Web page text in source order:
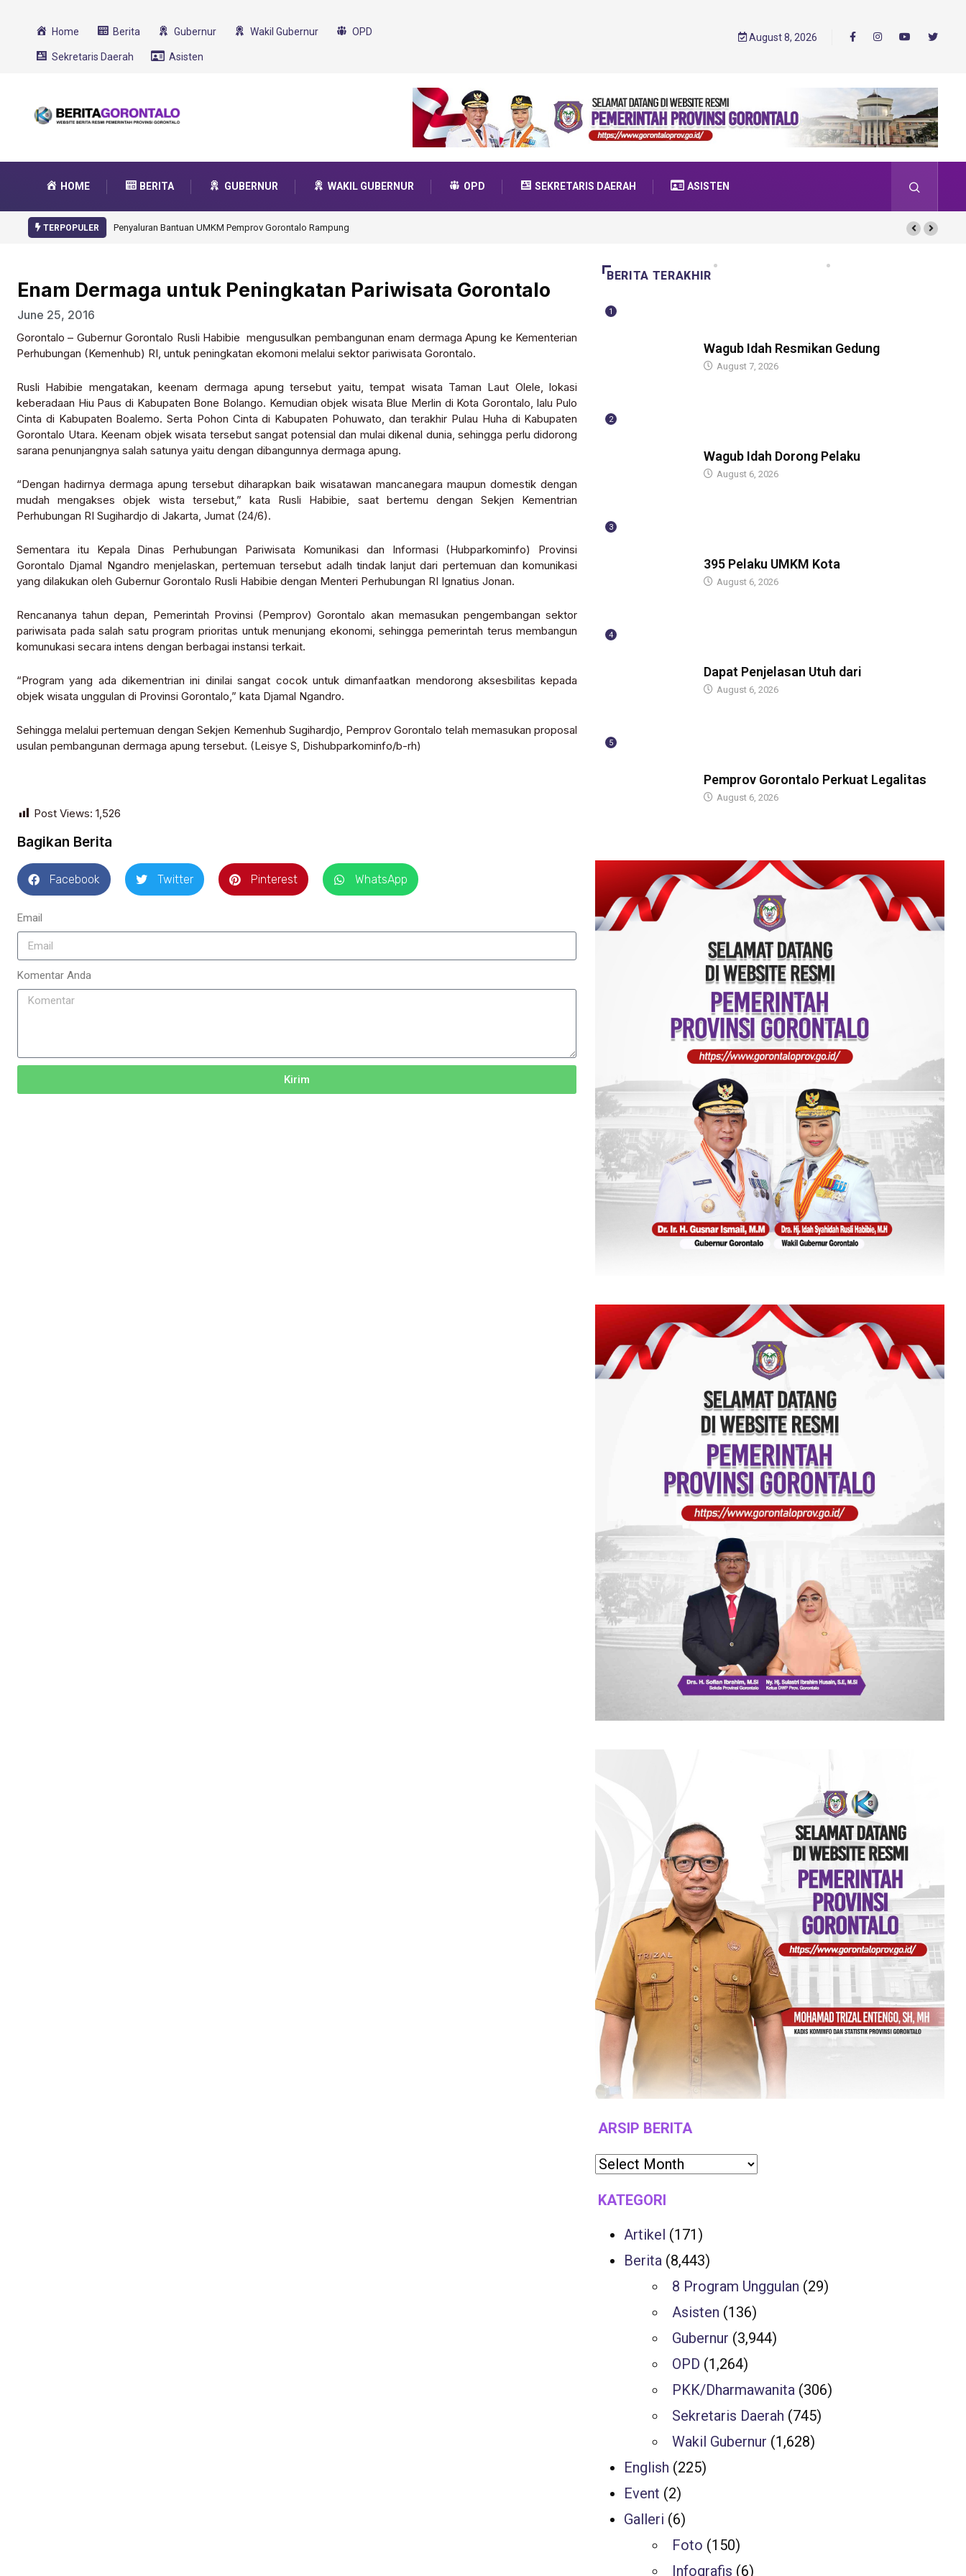
Home Berita Gubernur Wakil Gubernur OPD
Sekretaris Daerah Asisten
August 8, 2026
HOME BERITA GUBERNUR WAKIL GUBERNUR OPD SEKRETARIS DAERAH ASISTEN
TERPOPULER Gorontalo Ikut Dukung Program SMA Unggul Garuda Transformasi 2025
Enam Dermaga untuk Peningkatan Pariwisata Gorontalo
June 25, 2016
Gorontalo – Gubernur Gorontalo Rusli Habibie mengusulkan pembangunan enam dermaga Apung ke Kementerian
Perhubungan (Kemenhub) RI, untuk peningkatan ekomoni melalui sektor pariwisata Gorontalo.
Rusli Habibie mengatakan, keenam dermaga apung tersebut yaitu, tempat wisata Taman Laut Olele, lokasi
keberadaan Hiu Paus di Kabupaten Bone Bolango. Kemudian objek wisata Blue Merlin di Kota Gorontalo, lalu Pulo
Cinta di Kabupaten Boalemo. Serta Pohon Cinta di Kabupaten Pohuwato, dan terakhir Pulau Huha di Kabupaten
Gorontalo Utara. Keenam objek wisata tersebut sangat potensial dan mulai dikenal dunia, sehingga perlu didorong
sarana penunjangnya salah satunya yaitu dengan dibangunnya dermaga apung.
“Dengan hadirnya dermaga apung tersebut diharapkan baik wisatawan mancanegara maupun domestik dengan
mudah mengakses objek wista tersebut,” kata Rusli Habibie, saat bertemu dengan Sekjen Kementrian
Perhubungan RI Sugihardjo di Jakarta, Jumat (24/6).
Sementara itu Kepala Dinas Perhubungan Pariwisata Komunikasi dan Informasi (Hubparkominfo) Provinsi
Gorontalo Djamal Ngandro menjelaskan, pertemuan tersebut adalh tindak lanjut dari pertemuan dan komunikasi
yang dilakukan oleh Gubernur Gorontalo Rusli Habibie dengan Menteri Perhubungan RI Ignatius Jonan.
Rencananya tahun depan, Pemerintah Provinsi (Pemprov) Gorontalo akan memasukan pengembangan sektor
pariwisata pada salah satu program prioritas untuk menunjang ekonomi, sehingga pemerintah terus membangun
komunukasi secara intens dengan berbagai instansi terkait.
“Program yang ada dikementrian ini dinilai sangat cocok untuk dimanfaatkan mendorong aksesbilitas kepada
objek wisata unggulan di Provinsi Gorontalo,” kata Djamal Ngandro.
Sehingga melalui pertemuan dengan Sekjen Kemenhub Sugihardjo, Pemprov Gorontalo telah memasukan proposal
usulan pembangunan dermaga apung tersebut. (Leisye S, Dishubparkominfo/b-rh)
Post Views: 1,526
Bagikan Berita
Facebook Twitter Pinterest WhatsApp
Email
Komentar Anda
Kirim
BERITA TERAKHIR
1
Wagub Idah Resmikan Gedung
August 7, 2026
2
Wagub Idah Dorong Pelaku
August 6, 2026
3
395 Pelaku UMKM Kota
August 6, 2026
4
Dapat Penjelasan Utuh dari
August 6, 2026
5
Pemprov Gorontalo Perkuat Legalitas
August 6, 2026
ARSIP BERITA
KATEGORI
Artikel (171)
Berita (8,443)
8 Program Unggulan (29)
Asisten (136)
Gubernur (3,944)
OPD (1,264)
PKK/Dharmawanita (306)
Sekretaris Daerah (745)
Wakil Gubernur (1,628)
English (225)
Event (2)
Galleri (6)
Foto (150)
Infografis (6)